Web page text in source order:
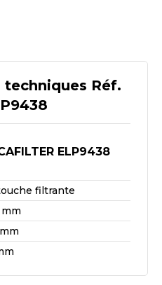
Réf.
ELP9438
filtrante